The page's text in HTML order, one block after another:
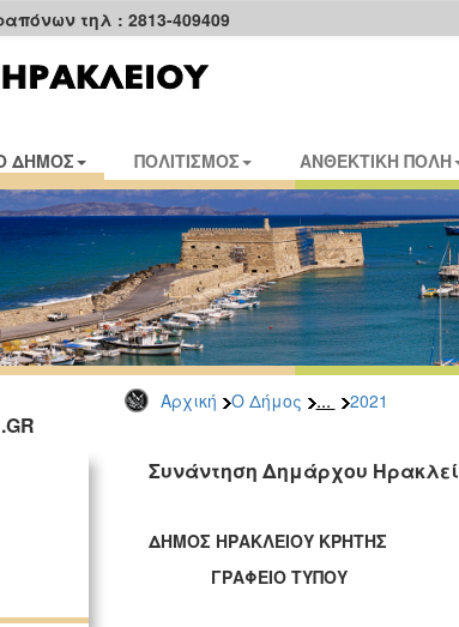
τηλ : 2813-409409
ΔΗΜΟΣ ΠΟΛΙΤΙΣΜΟΣ ΑΝΘΕΚΤΙΚΗ ΠΟΛΗ
Αρχική Ο Δήμος ... 2021
Συνάντηση Δημάρχου
ΔΗΜΟΣ ΗΡΑΚΛΕΙΟΥ ΚΡΗΤΗΣ
ΓΡΑΦΕΙΟ ΤΥΠΟΥ